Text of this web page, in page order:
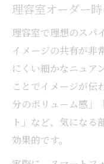
理容室オーダー
理容室で理想のスパ
イメージの共有が非
にくい細かなニュア
ことでイメージが伝
分のボリューム感」
ト」など、気になる
効果的です。